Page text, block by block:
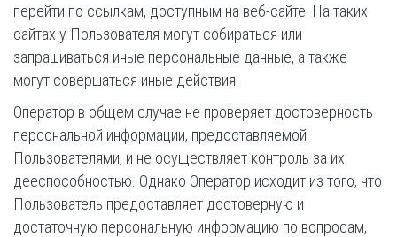
перейти по ссылкам, доступным на веб-сайте. На таких
сайтах у Пользователя могут собираться или
запрашиваться иные персональные данные, а также
могут совершаться иные действия.
Оператор в общем случае не проверяет достоверность
персональной информации, предоставляемой
Пользователями, и не осуществляет контроль за их
дееспособностью. Однако Оператор исходит из того, что
Пользователь предоставляет достоверную и
достаточную персональную информацию по вопросам,